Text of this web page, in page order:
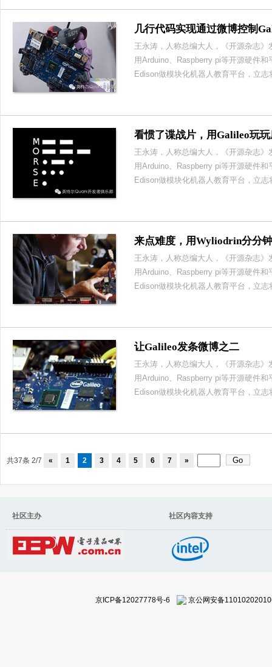
几行代码实现通过微博控制
王永涛，人称总编大人，《开源杂志
用Arduino、Raspberry pi等开源硬件
Edison做模块化机器人教育平台，立
看惯了谍战片，用Galileo玩
王永涛，人称总编大人，《开源杂志
用Arduino、Raspberry pi等开源硬件
Edison做模块化机器人教育平台，立
来点难度，用Wyliodrin分分
王永涛，人称总编大人，《开源杂志
用Arduino、Raspberry pi等开源硬件
Edison做模块化机器人教育平台，立
让Galileo发条微博之二
王永涛，人称总编大人，《开源杂志
用Arduino、Raspberry pi等开源硬件
Edison做模块化机器人教育平台，立
共37条 2/7 « 1 2 3 4 5 6 7 »
社区主办 社区内容支持
京ICP备12027778号-6 京公网安备